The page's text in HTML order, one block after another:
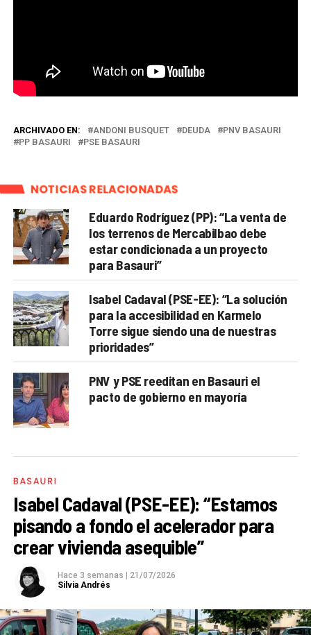
ARCHIVADO EN: ANDONI BUSQUET DEUDA
PNV BASAURI
PP BASAURI
PSE BASAURI
NOTICIAS RELACIONADAS
Eduardo Rodríguez (PP): “La venta de
los terrenos de Mercabilbao debe
estar condicionada a un proyecto
para Basauri”
Isabel Cadaval (PSE-EE): “La solución
para la accesibilidad en Karmelo
Torre sigue siendo una de nuestras
prioridades”
PNV y PSE reeditan en Basauri el
pacto de gobierno en mayoría
BASAURI
Isabel Cadaval (PSE-EE): “Estamos
pisando a fondo el acelerador para
crear vivienda asequible”
Hace 3 semanas
21/07/2026
Silvia Andrés